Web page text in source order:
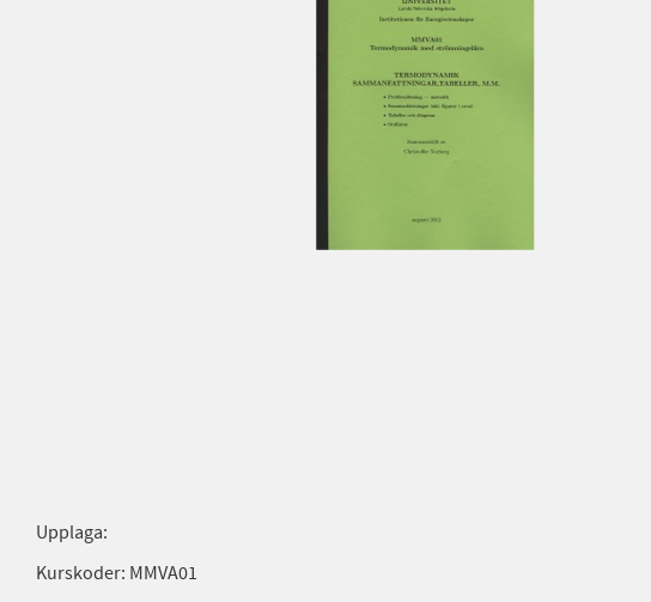
Upplaga:
Kurskoder: MMVA01